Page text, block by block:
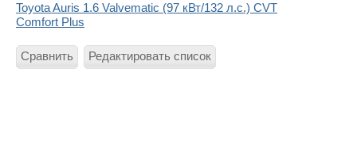
Toyota Auris 1.6 Valvematic (97 кВт/132 л.с.) CVT
Comfort Plus
Сравнить Редактировать список